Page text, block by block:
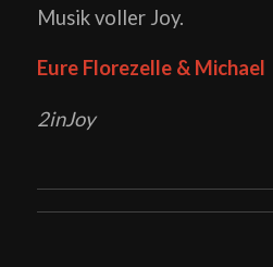
Musik voller Joy.
Eure Florezelle & Michael
2inJoy